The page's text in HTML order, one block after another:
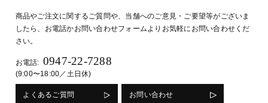
商品やご注文に関するご質問や、当舗へのご意見・ご要望等がございま
したら、お電話かお問い合わせフォームよりお気軽にお問い合わせくだ
さい。
お電話: 0947-22-7288
(9:00〜18:00／土日休)
よくあるご質問 お問い合わせ